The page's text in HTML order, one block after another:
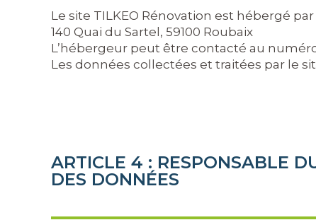
Le site TILKEO Rénovation est hébergé par
140 Quai du Sartel, 59100 Roubaix
L’hébergeur peut être contacté au
Les données collectées et traitées par le
ARTICLE 4 : RESPONSABLE
DES DONNÉES